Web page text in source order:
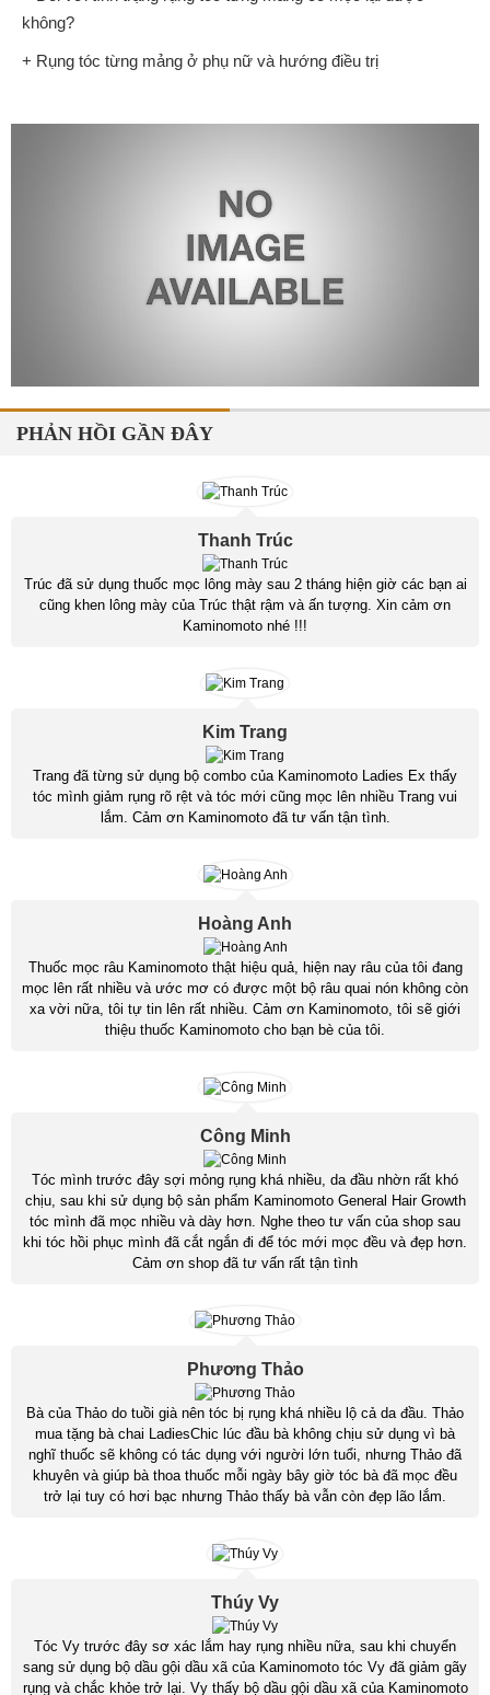
không?
+ Rụng tóc từng mảng ở phụ nữ và hướng điều trị
PHẢN HỒI GẦN ĐÂY
Thanh Trúc
Trúc đã sử dụng thuốc mọc lông mày sau 2 tháng hiện giờ các bạn ai
cũng khen lông mày của Trúc thật rậm và ấn tượng. Xin cảm ơn
Kaminomoto nhé !!!
Kim Trang
Trang đã từng sử dụng bộ combo của Kaminomoto Ladies Ex thấy
tóc mình giảm rụng rõ rệt và tóc mới cũng mọc lên nhiều Trang vui
lắm. Cảm ơn Kaminomoto đã tư vấn tận tình.
Hoàng Anh
Thuốc mọc râu Kaminomoto thật hiệu quả, hiện nay râu của tôi đang
mọc lên rất nhiều và ước mơ có được một bộ râu quai nón không còn
xa vời nữa, tôi tự tin lên rất nhiều. Cảm ơn Kaminomoto, tôi sẽ giới
thiệu thuốc Kaminomoto cho bạn bè của tôi.
Công Minh
Tóc mình trước đây sợi mỏng rụng khá nhiều, da đầu nhờn rất khó
chịu, sau khi sử dụng bộ sản phẩm Kaminomoto General Hair Growth
tóc mình đã mọc nhiều và dày hơn. Nghe theo tư vấn của shop sau
khi tóc hồi phục mình đã cắt ngắn đi để tóc mới mọc đều và đẹp hơn.
Cảm ơn shop đã tư vấn rất tận tình
Phương Thảo
Bà của Thảo do tuồi già nên tóc bị rụng khá nhiều lộ cả da đầu. Thảo
mua tặng bà chai LadiesChic lúc đầu bà không chịu sử dụng vì bà
nghĩ thuốc sẽ không có tác dụng với người lớn tuổi, nhưng Thảo đã
khuyên và giúp bà thoa thuốc mỗi ngày bây giờ tóc bà đã mọc đều
trở lại tuy có hơi bạc nhưng Thảo thấy bà vẫn còn đẹp lão lắm.
Thúy Vy
Tóc Vy trước đây sơ xác lắm hay rụng nhiều nữa, sau khi chuyển
sang sử dụng bộ dầu gội dầu xã của Kaminomoto tóc Vy đã giảm gãy
rụng và chắc khỏe trở lại. Vy thấy bộ dầu gội dầu xã của Kaminomoto